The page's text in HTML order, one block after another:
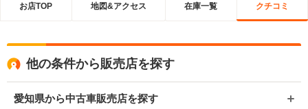
お店TOP 地図&アクセス 在庫一覧 クチコミ
他の条件から販売店を探す
愛知県から中古車販売店を探す